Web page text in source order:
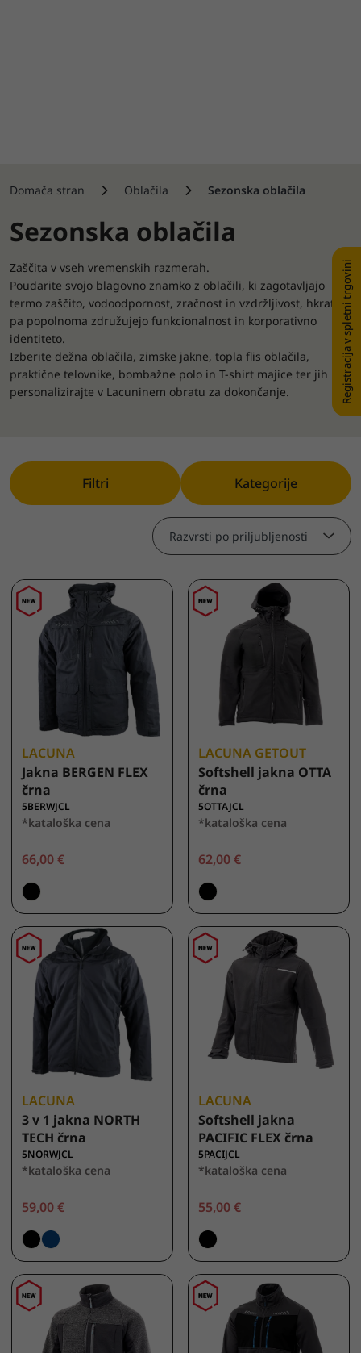
Domača stran Oblačila Sezonska oblačila
Sezonska oblačila
Zaščita v vseh vremenskih razmerah.
Poudarite svojo blagovno znamko z oblačili, ki zagotavljajo
termo zaščito, vodoodpornost, zračnost in vzdržljivost, hkrati
pa popolnoma združujejo funkcionalnost in korporativno
identiteto.
Izberite dežna oblačila, zimske jakne, topla flis oblačila,
praktične telovnike, bombažne polo in T-shirt majice ter jih
personalizirajte v Lacuninem obratu za dokončanje.
Filtri Kategorije
Razvrsti po priljubljenosti
LACUNA
Jakna BERGEN FLEX
črna
5BERWJCL
*kataloška cena
66,00 €
LACUNA GETOUT
Softshell jakna OTTA
črna
5OTTAJCL
*kataloška cena
62,00 €
LACUNA
3 v 1 jakna NORTH
TECH črna
5NORWJCL
*kataloška cena
59,00 €
LACUNA
Softshell jakna
PACIFIC FLEX črna
5PACIJCL
*kataloška cena
55,00 €
Registracija v spletni trgovini